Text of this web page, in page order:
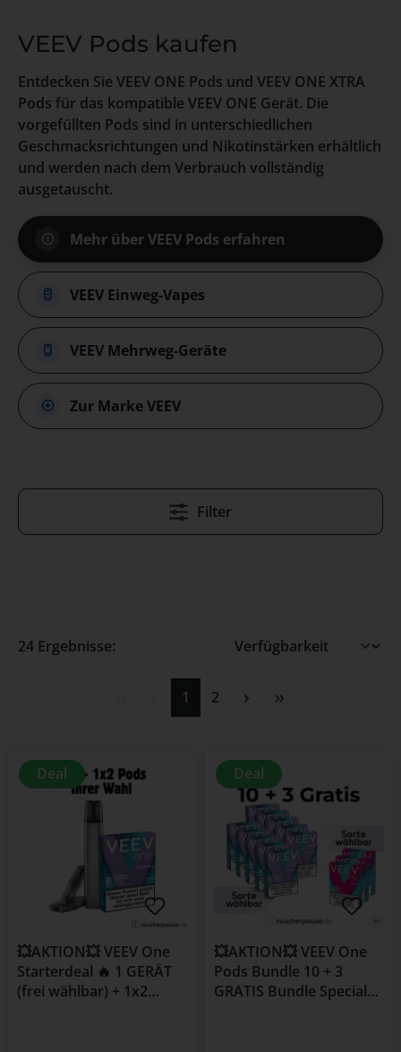
VEEV Pods kaufen
Entdecken Sie VEEV ONE Pods und VEEV ONE XTRA
Pods für das kompatible VEEV ONE Gerät. Die
vorgefüllten Pods sind in unterschiedlichen
Geschmacksrichtungen und Nikotinstärken erhältlich
und werden nach dem Verbrauch vollständig
ausgetauscht.
Mehr über VEEV Pods erfahren
VEEV Einweg-Vapes
VEEV Mehrweg-Geräte
Zur Marke VEEV
Filter
24 Ergebnisse:
Seite
1 Seite
2
Deal
💥AKTION💥 VEEV One
Starterdeal 🔥 1 GERÄT
(frei wählbar) + 1x2
Deal
💥AKTION💥 VEEV One
Pods Bundle 10 + 3
GRATIS Bundle Special